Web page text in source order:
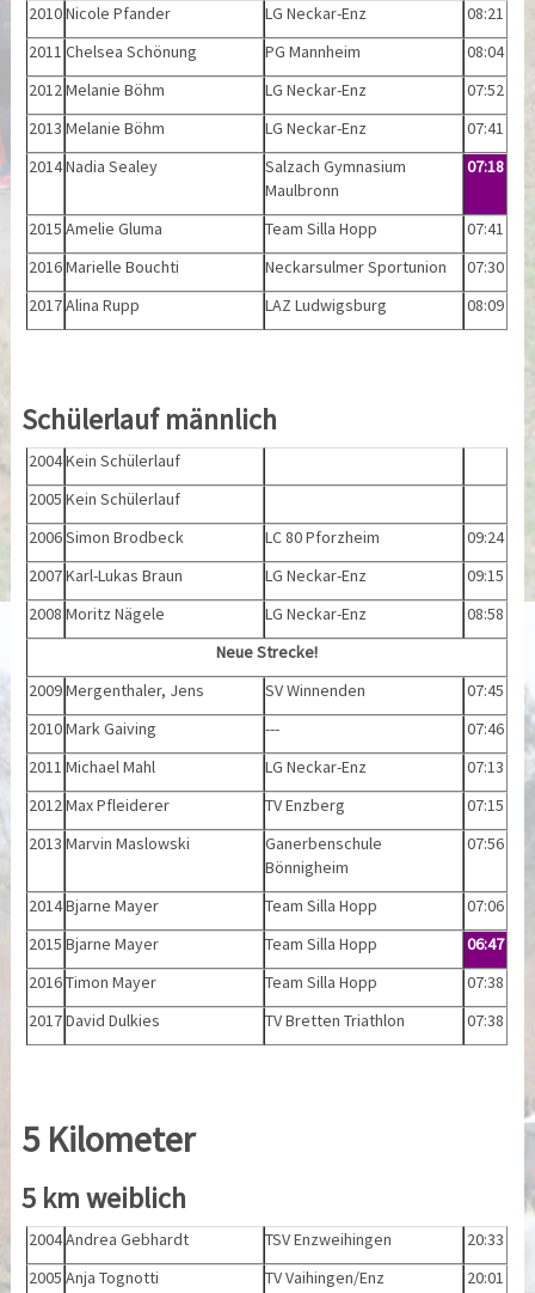
2010Nicole Pfander LG Neckar-Enz
08:21
2011 Chelsea Schönung PG Mannheim
08:04
2012Melanie Böhm LG Neckar-Enz
07:52
2013 Melanie Böhm LG Neckar-Enz
07:41
2014Nadia Sealey
Salzach Gymnasium
Maulbronn
07:18
2015 Amelie Gluma Team Silla Hopp
07:41
2016Marielle Bouchti Neckarsulmer Sportunion
07:30
2017Alina Rupp LAZ Ludwigsburg 08:09
Schülerlauf männlich
2004Kein Schülerlauf
2005 Kein Schülerlauf
2006Simon Brodbeck LC 80 Pforzheim
09:24
2007Karl-Lukas Braun LG Neckar-Enz
09:15
2008 Moritz Nägele LG Neckar-Enz
08:58
Neue Strecke!
2009Mergenthaler, Jens SV Winnenden
07:45
2010Mark Gaiving ---
07:46
2011 Michael Mahl LG Neckar-Enz
07:13
2012Max Pfleiderer TV Enzberg
07:15
2013 Marvin Maslowski
Ganerbenschule
Bönnigheim
07:56
2014Bjarne Mayer Team Silla Hopp
07:06
2015 Bjarne Mayer Team Silla Hopp
06:47
2016Timon Mayer Team Silla Hopp
07:38
2017David Dulkies TV Bretten Triathlon 07:38
5 Kilometer
5 km weiblich
2004Andrea Gebhardt TSV Enzweihingen
20:33
2005 Anja Tognotti TV Vaihingen/Enz
20:01